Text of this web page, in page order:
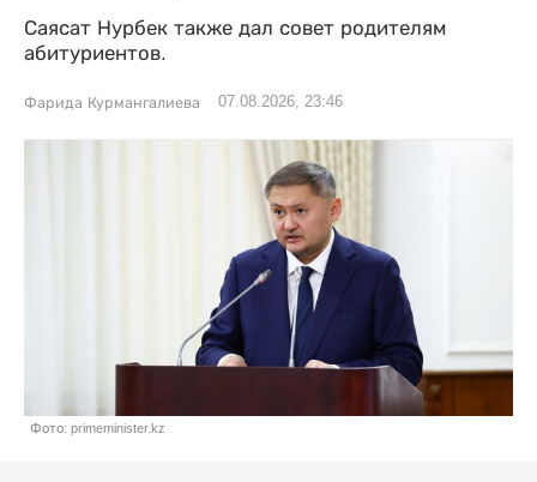
Саясат Нурбек также дал совет родителям
абитуриентов.
Фарида Курмангалиева 07.08.2026, 23:46
Фото: primeminister.kz